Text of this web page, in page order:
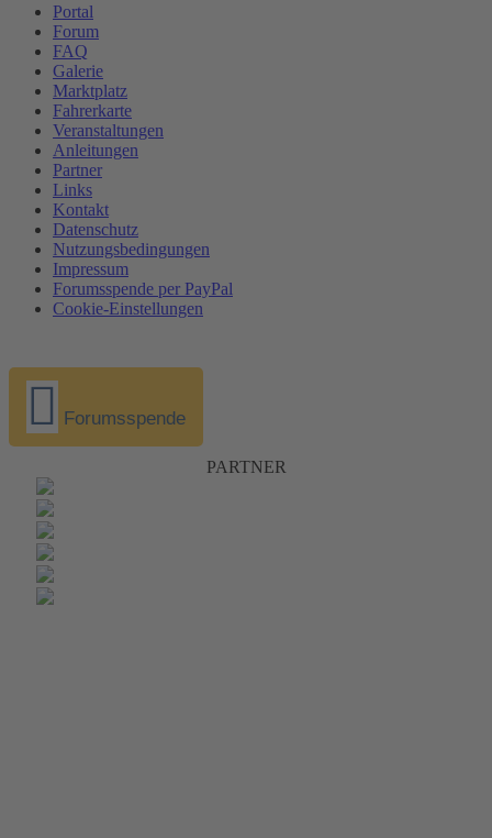
Portal
Forum
FAQ
Galerie
Marktplatz
Fahrerkarte
Veranstaltungen
Anleitungen
Partner
Links
Kontakt
Datenschutz
Nutzungsbedingungen
Impressum
Forumsspende per PayPal
Cookie-Einstellungen
Forumsspende
PARTNER